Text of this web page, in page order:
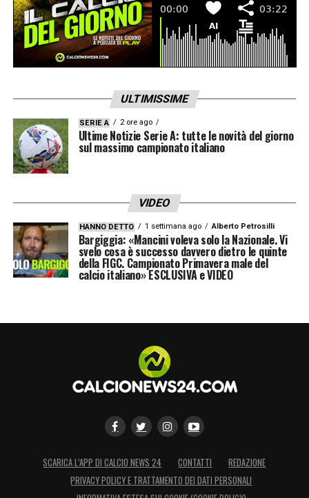
ULTIMISSIME
SERIE A 2 ore ago
Ultime Notizie Serie A: tutte le novità del giorno
sul massimo campionato italiano
VIDEO
HANNO DETTO 1 settimana ago Alberto Petrosilli
Bargiggia: «Mancini voleva solo la Nazionale. Vi
svelo cosa è successo davvero dietro le quinte
della FIGC. Campionato Primavera male del
calcio italiano» ESCLUSIVA e VIDEO
SCARICA L’APP DI CALCIO NEWS 24 CONTATTI
REDAZIONE
PRIVACY POLICY E TRATTAMENTO DEI DATI PERSONALI